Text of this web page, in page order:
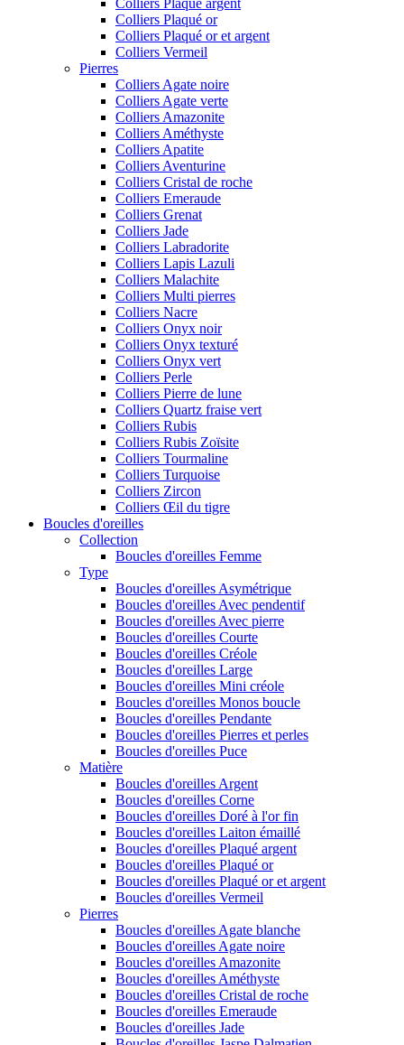
Colliers Plaqué argent
Colliers Plaqué or
Colliers Plaqué or et argent
Colliers Vermeil
Pierres
Colliers Agate noire
Colliers Agate verte
Colliers Amazonite
Colliers Améthyste
Colliers Apatite
Colliers Aventurine
Colliers Cristal de roche
Colliers Emeraude
Colliers Grenat
Colliers Jade
Colliers Labradorite
Colliers Lapis Lazuli
Colliers Malachite
Colliers Multi pierres
Colliers Nacre
Colliers Onyx noir
Colliers Onyx texturé
Colliers Onyx vert
Colliers Perle
Colliers Pierre de lune
Colliers Quartz fraise vert
Colliers Rubis
Colliers Rubis Zoïsite
Colliers Tourmaline
Colliers Turquoise
Colliers Zircon
Colliers Œil du tigre
Boucles d'oreilles
Collection
Boucles d'oreilles Femme
Type
Boucles d'oreilles Asymétrique
Boucles d'oreilles Avec pendentif
Boucles d'oreilles Avec pierre
Boucles d'oreilles Courte
Boucles d'oreilles Créole
Boucles d'oreilles Large
Boucles d'oreilles Mini créole
Boucles d'oreilles Monos boucle
Boucles d'oreilles Pendante
Boucles d'oreilles Pierres et perles
Boucles d'oreilles Puce
Matière
Boucles d'oreilles Argent
Boucles d'oreilles Corne
Boucles d'oreilles Doré à l'or fin
Boucles d'oreilles Laiton émaillé
Boucles d'oreilles Plaqué argent
Boucles d'oreilles Plaqué or
Boucles d'oreilles Plaqué or et argent
Boucles d'oreilles Vermeil
Pierres
Boucles d'oreilles Agate blanche
Boucles d'oreilles Agate noire
Boucles d'oreilles Amazonite
Boucles d'oreilles Améthyste
Boucles d'oreilles Cristal de roche
Boucles d'oreilles Emeraude
Boucles d'oreilles Jade